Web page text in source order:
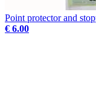
Point protector and
€ 6.00